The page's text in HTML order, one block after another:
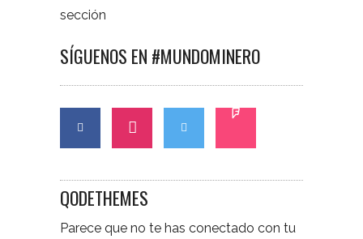
sección
SÍGUENOS EN #MUNDOMINERO
QODETHEMES
Parece que no te has conectado con tu